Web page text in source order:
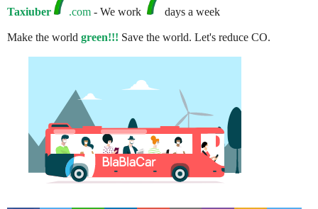
Taxiuber .com - We work days a week
Make the world green!!! Save the world. Let's reduce CO.